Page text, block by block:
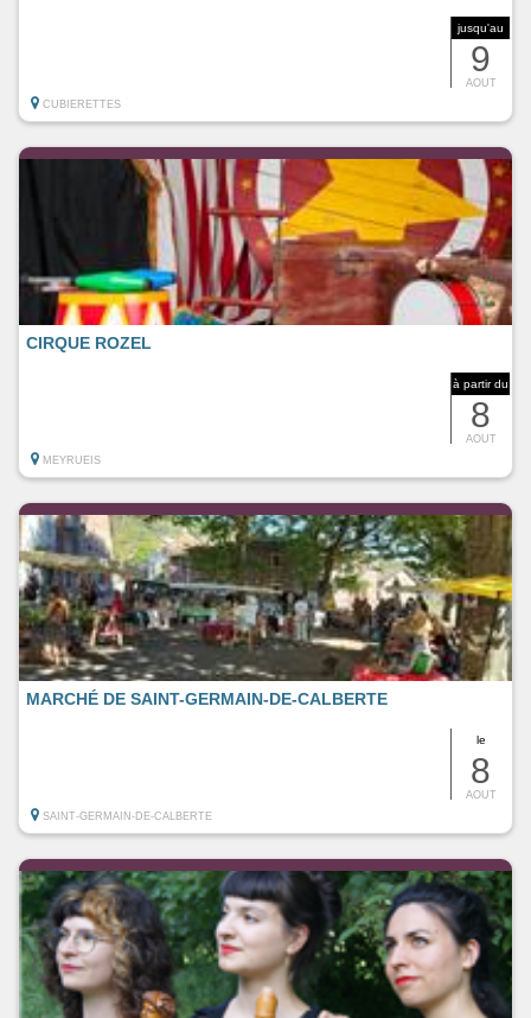
jusqu'au
9
AOUT
CUBIERETTES
à partir du
8
AOUT
CIRQUE ROZEL
MEYRUEIS
le
8
AOUT
MARCHÉ DE SAINT-GERMAIN-DE-CALBERTE
SAINT-GERMAIN-DE-CALBERTE